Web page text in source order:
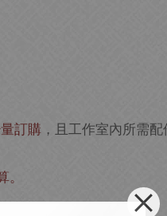
訂購 ，且工作室內所需配